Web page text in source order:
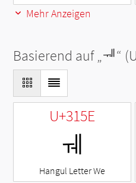
Mehr Anzeigen
Basierend auf „ᅰ“
U+315E
ㅞ
Hangul Letter We